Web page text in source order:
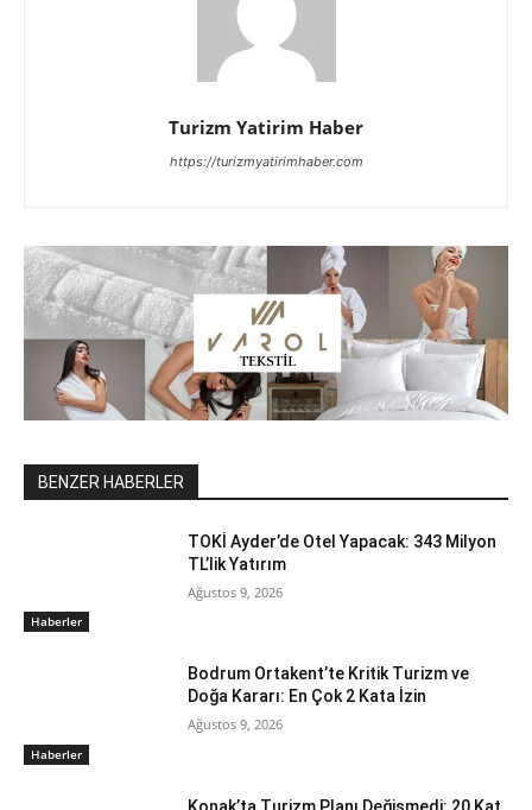
Turizm Yatirim Haber
https://turizmyatirimhaber.com
BENZER HABERLER
Haberler
TOKİ Ayder’de Otel Yapacak: 343 Milyon
TL’lik Yatırım
Ağustos 9, 2026
Haberler
Bodrum Ortakent’te Kritik Turizm ve
Doğa Kararı: En Çok 2 Kata İzin
Ağustos 9, 2026